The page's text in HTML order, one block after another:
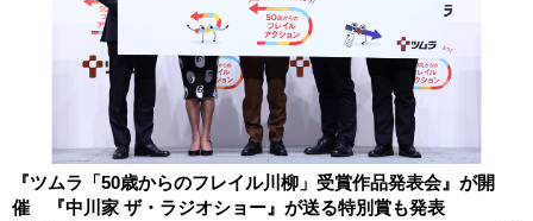
『ツムラ「50歳からのフレイル川柳」受賞作品発表会』が開
催 『中川家 ザ・ラジオショー』が送る特別賞も発表